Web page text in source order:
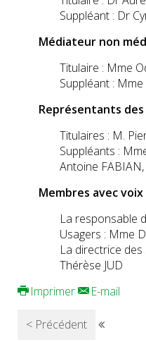
Suppléant : Dr
Médiateur non
Titulaire : Mme
Suppléant :
Représentants des
Titulaires : M.
Suppléants :
Antoine FABIAN,
Membres avec
La responsable
Usagers : Mme
La directrice
Thérèse JUD
Imprimer
E-mail
< Précédent